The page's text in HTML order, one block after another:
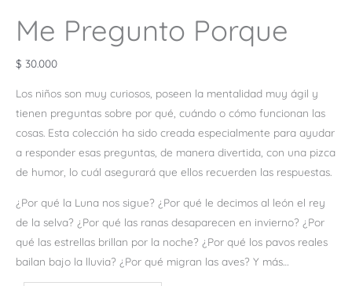
Me Pregunto Porque
$ 30.000
Los niños son muy curiosos, poseen la mentalidad muy ágil y
tienen preguntas sobre por qué, cuándo o cómo funcionan las
cosas. Esta colección ha sido creada especialmente para ayudar
a responder esas preguntas, de manera divertida, con una pizca
de humor, lo cuál asegurará que ellos recuerden las respuestas.
¿Por qué la Luna nos sigue? ¿Por qué le decimos al león el rey
de la selva? ¿Por qué las ranas desaparecen en invierno? ¿Por
qué las estrellas brillan por la noche? ¿Por qué los pavos reales
bailan bajo la lluvia? ¿Por qué migran las aves? Y más…